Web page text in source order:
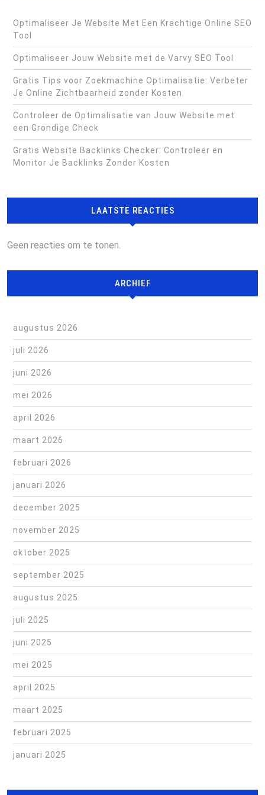
Optimaliseer Je Website Met Een Krachtige Online SEO
Tool
Optimaliseer Jouw Website met de Varvy SEO Tool
Gratis Tips voor Zoekmachine Optimalisatie: Verbeter
Je Online Zichtbaarheid zonder Kosten
Controleer de Optimalisatie van Jouw Website met
een Grondige Check
Gratis Website Backlinks Checker: Controleer en
Monitor Je Backlinks Zonder Kosten
LAATSTE REACTIES
Geen reacties om te tonen.
ARCHIEF
augustus 2026
juli 2026
juni 2026
mei 2026
april 2026
maart 2026
februari 2026
januari 2026
december 2025
november 2025
oktober 2025
september 2025
augustus 2025
juli 2025
juni 2025
mei 2025
april 2025
maart 2025
februari 2025
januari 2025